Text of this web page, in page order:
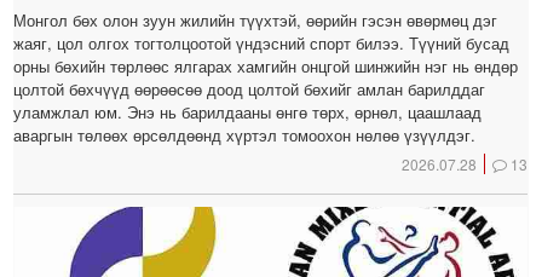
Монгол бөх олон зуун жилийн түүхтэй, өөрийн гэсэн өвөрмөц дэг
жаяг, цол олгох тогтолцоотой үндэсний спорт билээ. Түүний бусад
орны бөхийн төрлөөс ялгарах хамгийн онцгой шинжийн нэг нь өндөр
цолтой бөхчүүд өөрөөсөө доод цолтой бөхийг амлан барилддаг
уламжлал юм. Энэ нь барилдааны өнгө төрх, өрнөл, цаашлаад
аваргын төлөөх өрсөлдөөнд хүртэл томоохон нөлөө үзүүлдэг.
2026.07.28 13